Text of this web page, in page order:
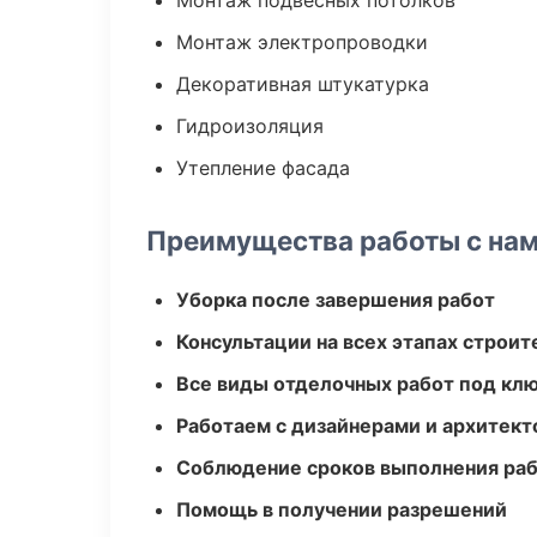
Монтаж электропроводки
Декоративная штукатурка
Гидроизоляция
Утепление фасада
Преимущества работы с
Уборка после завершения работ
Консультации на всех этапах
Все виды отделочных работ под
Работаем с дизайнерами и
Соблюдение сроков выполнения
Помощь в получении разрешений